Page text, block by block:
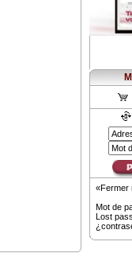
«Fermer
Mot de
Lost